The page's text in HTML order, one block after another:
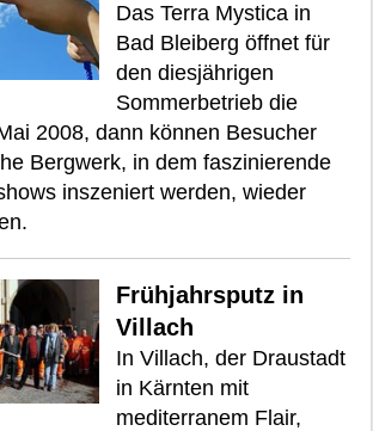
Das Terra Mystica in
Bad Bleiberg öffnet für
den diesjährigen
Sommerbetrieb die
2008, dann können Besucher
Bergwerk, in dem faszinierende
inszeniert werden, wieder
Frühjahrsputz in
Villach
In Villach, der Draustadt
in Kärnten mit
mediterranem Flair,